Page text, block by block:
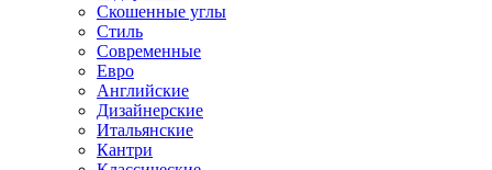
Скошенные углы
Стиль
Современные
Евро
Английские
Дизайнерские
Итальянские
Кантри